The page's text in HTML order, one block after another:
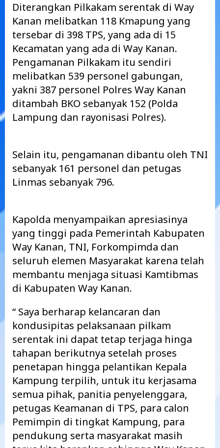
Diterangkan Pilkakam serentak di Way
Kanan melibatkan 118 Kmapung yang
tersebar di 398 TPS, yang ada di 15
Kecamatan yang ada di Way Kanan.
Pengamanan Pilkakam itu sendiri
melibatkan 539 personel gabungan,
yakni 387 personel Polres Way Kanan
ditambah BKO sebanyak 152 (Polda
Lampung dan rayonisasi Polres).
Selain itu, pengamanan dibantu oleh TNI
sebanyak 161 personel dan petugas
Linmas sebanyak 796.
Kapolda menyampaikan apresiasinya
yang tinggi pada Pemerintah Kabupaten
Way Kanan, TNI, Forkompimda dan
seluruh elemen Masyarakat karena telah
membantu menjaga situasi Kamtibmas
di Kabupaten Way Kanan.
“ Saya berharap kelancaran dan
kondusipitas pelaksanaan pilkam
serentak ini dapat tetap terjaga hinga
tahapan berikutnya setelah proses
penetapan hingga pelantikan Kepala
Kampung terpilih, untuk itu kerjasama
semua pihak, panitia penyelenggara,
petugas Keamanan di TPS, para calon
Pemimpin di tingkat Kampung, para
pendukung serta masyarakat masih